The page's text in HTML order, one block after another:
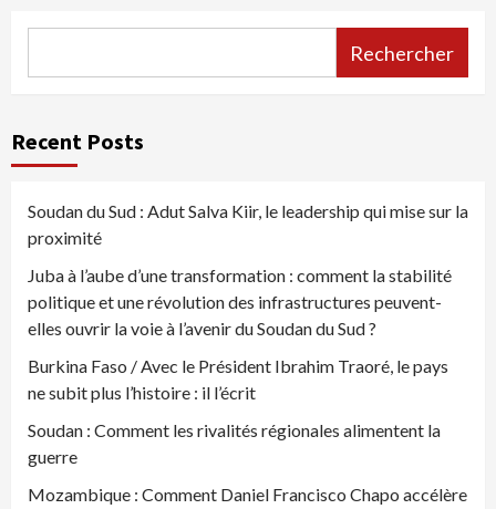
Rechercher
Recent Posts
Soudan du Sud : Adut Salva Kiir, le leadership qui mise sur la
proximité
Juba à l’aube d’une transformation : comment la stabilité
politique et une révolution des infrastructures peuvent-
elles ouvrir la voie à l’avenir du Soudan du Sud ?
Burkina Faso / Avec le Président Ibrahim Traoré, le pays
ne subit plus l’histoire : il l’écrit
Soudan : Comment les rivalités régionales alimentent la
guerre
Mozambique : Comment Daniel Francisco Chapo accélère